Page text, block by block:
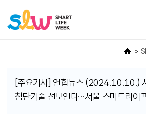
[주요기사] 연합뉴스 (2024.10.10.)
첨단기술 선보인다…서울 스마트라이